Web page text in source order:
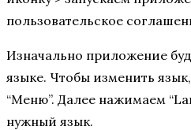
пользовательское
Изначально приложение
языке. Чтобы изменить
“Меню”. Далее нажимаем
нужный язык.